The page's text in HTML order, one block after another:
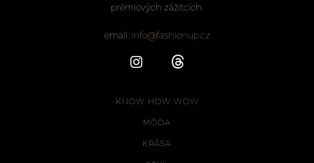
prémiových zážitcích.
email: info@fashionup.cz
KNOW HOW WOW
MÓDA
KRÁSA